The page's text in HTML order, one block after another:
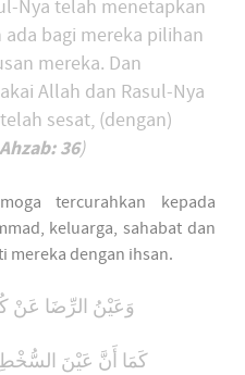
Nya telah menetapkan
bagi mereka pilihan
mereka. Dan
Allah dan Rasul-Nya
sesat, (dengan)
36)
tercurahkan kepada
keluarga, sahabat dan
mereka dengan ihsan.
وَعَيْنُ الرِّضَا عَنْ
كَمَا أَنَّ عَيْنَ السُّخْطِ